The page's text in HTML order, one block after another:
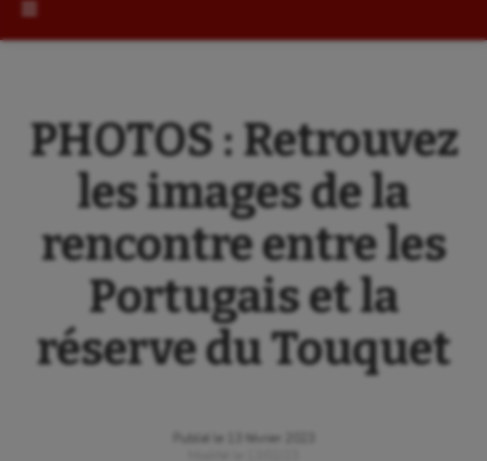
PHOTOS : Retrouvez
les images de la
rencontre entre les
Portugais et la
réserve du Touquet
Publié le
13 février 2023